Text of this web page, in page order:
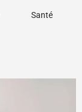
Santé